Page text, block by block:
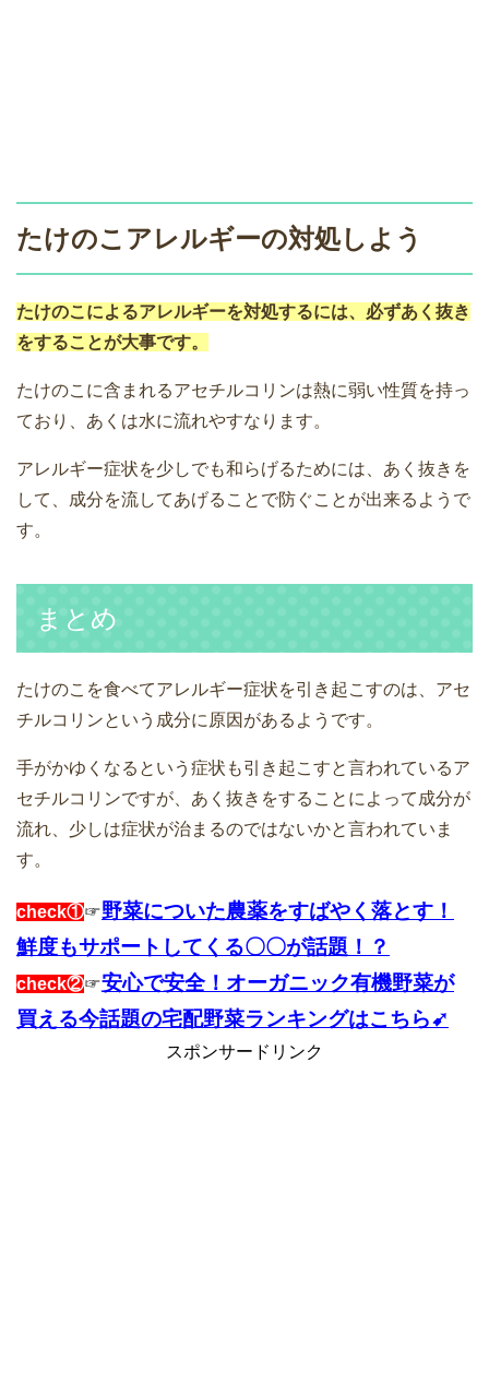
たけのこアレルギーの対処しよう
たけのこによるアレルギーを対処するには、必ずあく抜き
をすることが大事です。
たけのこに含まれるアセチルコリンは熱に弱い性質を持っ
ており、あくは水に流れやすなります。
アレルギー症状を少しでも和らげるためには、あく抜きを
して、成分を流してあげることで防ぐことが出来るようで
す。
まとめ
たけのこを食べてアレルギー症状を引き起こすのは、アセ
チルコリンという成分に原因があるようです。
手がかゆくなるという症状も引き起こすと言われているア
セチルコリンですが、あく抜きをすることによって成分が
流れ、少しは症状が治まるのではないかと言われていま
す。
check①☞野菜についた農薬をすばやく落とす！
鮮度もサポートしてくる〇〇が話題！？
check②☞安心で安全！オーガニック有機野菜が
買える今話題の宅配野菜ランキングはこちら➹
スポンサードリンク